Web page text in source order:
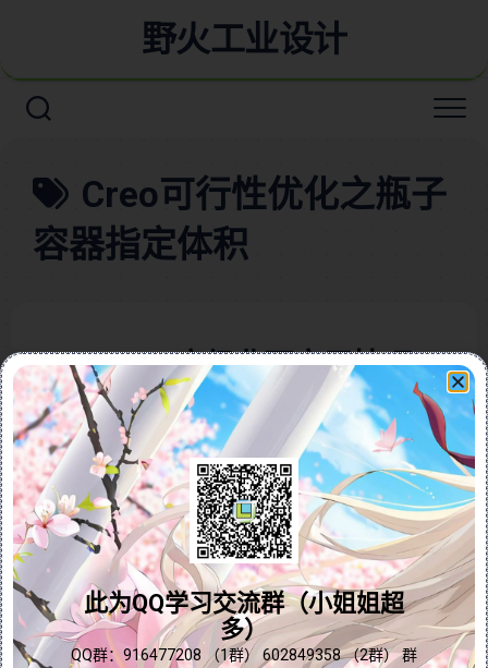
野火工业设计
Creo可行性优化之瓶子
容器指定体积
Creo/Proe高级曲面实用技巧-
可行性优化之瓶子容器指定体
积的详细讲解含详细视频教程
本视频教程含图文详细讲解了如何在Creo中使用可行性
优化功能设计一个符合规定容量的瓶子。首先，视频介
绍了如何计算瓶子的内部体积，并根据液体密度进行换
算，确保设计满足容量要求。对于复杂形状的瓶子，可
行性优化功能可以自动计算容积，简化设计流程。视频
通过实际演示，展示了如何选择曲面、生成内部体积
块、测量体积，并设置设计约束与变动尺寸，最终自动
此为QQ学习交流群（小姐姐超
多）
QQ群：916477208 （1群） 602849358 （2群） 群
问题答疑♥资料白嫖
群内有大量学习资料哟~
点我直接加群嘛